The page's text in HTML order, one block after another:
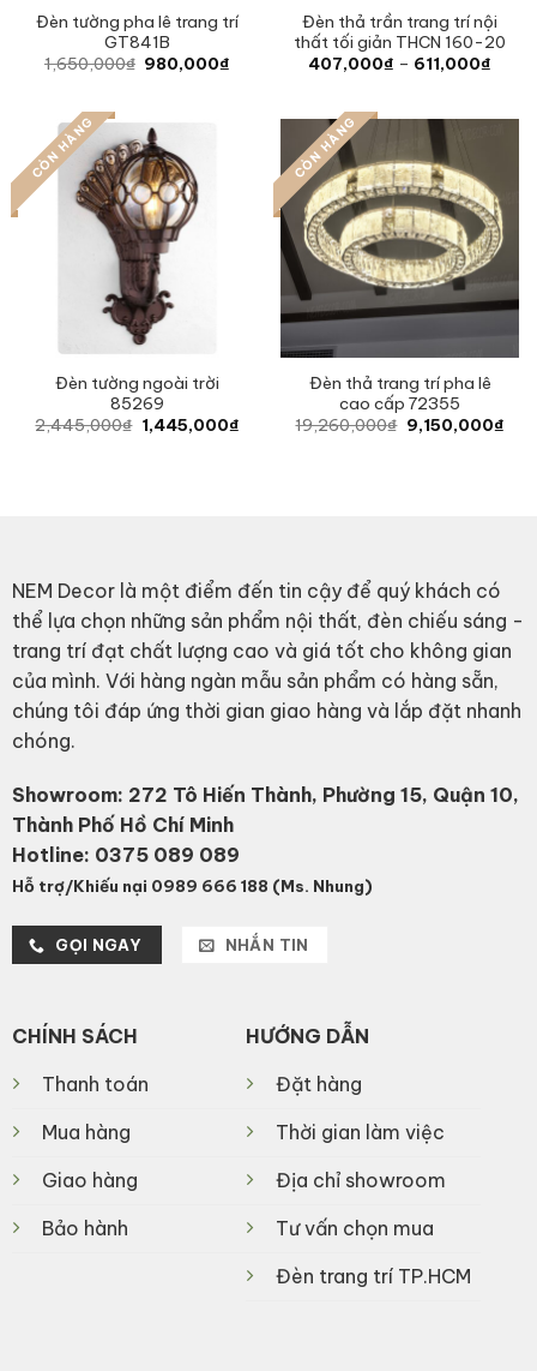
Đèn tường pha lê trang trí
GT841B
1,650,000₫ Original
price
980,000₫
Đèn thả trần trang trí nội
thất tối giản THCN 160-20
407,000₫ – 611,000₫
CÒN HÀNG
Đèn tường ngoài trời
85269
2,445,000₫ Original
price
1,445,000₫Current
CÒN HÀNG
Đèn thả trang trí pha lê
cao cấp 72355
19,260,000₫ Original
price
9,150,000₫
NEM Decor là một điểm đến tin cậy để quý khách có
thể lựa chọn những sản phẩm nội thất, đèn chiếu sáng -
trang trí đạt chất lượng cao và giá tốt cho không gian
của mình. Với hàng ngàn mẫu sản phẩm có hàng sẵn,
chúng tôi đáp ứng thời gian giao hàng và lắp đặt nhanh
chóng.
Showroom: 272 Tô Hiến Thành, Phường 15, Quận 10,
Thành Phố Hồ Chí Minh
Hotline: 0375 089 089
Hỗ trợ/Khiếu nại 0989 666 188 (Ms. Nhung)
GỌI NGAY NHẮN TIN
CHÍNH SÁCH
Thanh toán
Mua hàng
Giao hàng
Bảo hành
HƯỚNG DẪN
Đặt hàng
Thời gian làm việc
Địa chỉ showroom
Tư vấn chọn mua
Đèn trang trí TP.HCM